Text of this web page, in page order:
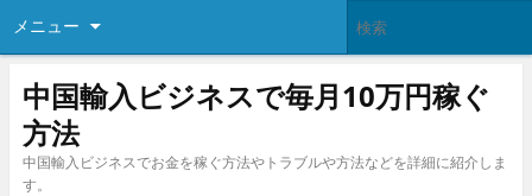
メニュー
中国輸入ビジネスで毎月10万円稼ぐ
方法
中国輸入ビジネスでお金を稼ぐ方法やトラブルや方法などを詳細に紹介しま
す。